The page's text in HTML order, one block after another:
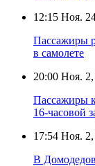
12:15 Ноя.
Пассажиры
в самолете
20:00 Ноя. 2,
Пассажиры
16-часовой
17:54 Ноя. 2,
В